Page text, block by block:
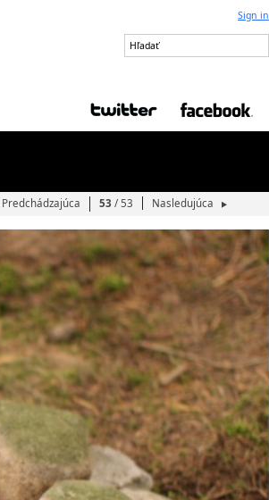
Sign in
Predchádzajúca 53 / 53 Nasledujúca